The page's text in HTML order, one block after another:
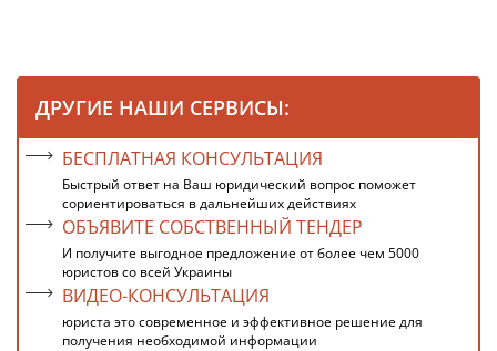
ДРУГИЕ НАШИ СЕРВИСЫ:
БЕСПЛАТНАЯ КОНСУЛЬТАЦИЯ
Быстрый ответ на Ваш юридический вопрос поможет
сориентироваться в дальнейших действиях
ОБЪЯВИТЕ СОБСТВЕННЫЙ ТЕНДЕР
И получите выгодное предложение от более чем 5000
юристов со всей Украины
ВИДЕО-КОНСУЛЬТАЦИЯ
юриста это современное и эффективное решение для
получения необходимой информации